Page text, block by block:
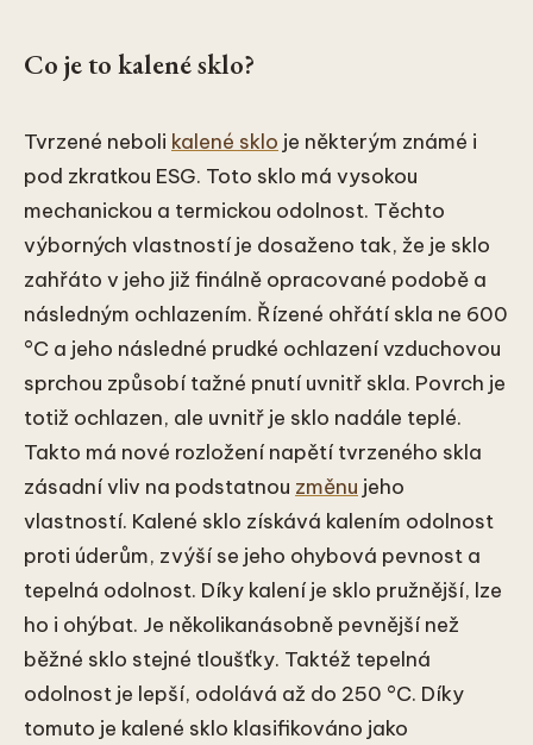
Co je to kalené sklo?
Tvrzené neboli kalené sklo je některým známé i
pod zkratkou ESG. Toto sklo má vysokou
mechanickou a termickou odolnost. Těchto
výborných vlastností je dosaženo tak, že je sklo
zahřáto v jeho již finálně opracované podobě a
následným ochlazením. Řízené ohřátí skla ne 600
°C a jeho následné prudké ochlazení vzduchovou
sprchou způsobí tažné pnutí uvnitř skla. Povrch je
totiž ochlazen, ale uvnitř je sklo nadále teplé.
Takto má nové rozložení napětí tvrzeného skla
zásadní vliv na podstatnou změnu jeho
vlastností. Kalené sklo získává kalením odolnost
proti úderům, zvýší se jeho ohybová pevnost a
tepelná odolnost. Díky kalení je sklo pružnější, lze
ho i ohýbat. Je několikanásobně pevnější než
běžné sklo stejné tloušťky. Taktéž tepelná
odolnost je lepší, odolává až do 250 °C. Díky
tomuto je kalené sklo klasifikováno jako